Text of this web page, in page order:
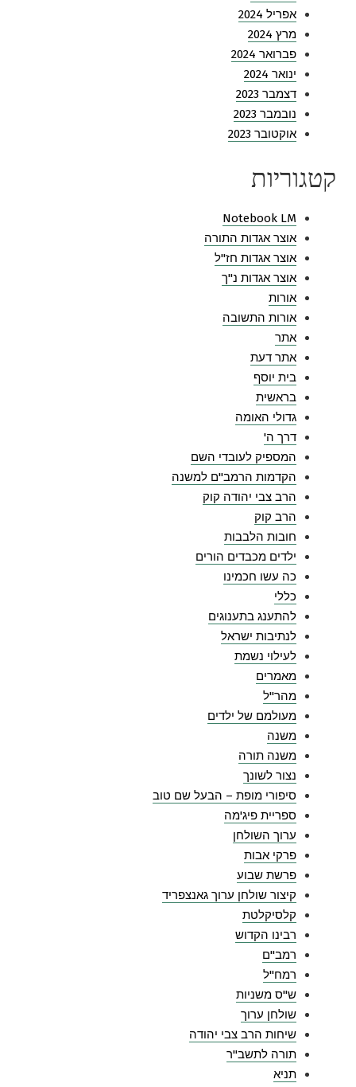
אפריל 2024
מרץ 2024
פברואר 2024
ינואר 2024
דצמבר 2023
נובמבר 2023
אוקטובר 2023
קטגוריות
Notebook LM
אוצר אגדות התורה
אוצר אגדות חז"ל
אוצר אגדות נ"ך
אורות
אורות התשובה
אתר
אתר דעת
בית יוסף
בראשית
גדולי האומה
דרך ה'
המספיק לעובדי השם
הקדמות הרמב"ם למשנה
הרב צבי יהודה קוק
הרב קוק
חובות הלבבות
ילדים מכבדים הורים
כה עשו חכמינו
כללי
להתענג בתענוגים
לנתיבות ישראל
לעילוי נשמת
מאמרים
מהר"ל
מעולמם של ילדים
משנה
משנה תורה
נצור לשונך
סיפורי מופת – הבעל שם טוב
ספריית פיג'מה
ערוך השולחן
פרקי אבות
פרשת שבוע
קיצור שולחן ערוך גאנצפריד
קלסיקלטת
רבינו הקדוש
רמב"ם
רמח"ל
ש"ס משניות
שולחן ערוך
שיחות הרב צבי יהודה
תורה לתשב"ר
תניא